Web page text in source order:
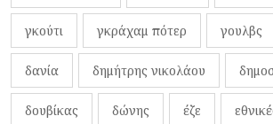
γκούτι γκράχαμ πότερ γουλβς
δανία δημήτρης νικολάου
δουβίκας δώνης έζε